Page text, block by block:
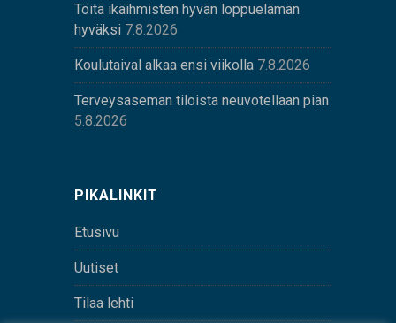
Töitä ikäihmisten hyvän loppuelämän
hyväksi 7.8.2026
Koulutaival alkaa ensi viikolla 7.8.2026
Terveysaseman tiloista neuvotellaan pian
5.8.2026
PIKALINKIT
Etusivu
Uutiset
Tilaa lehti